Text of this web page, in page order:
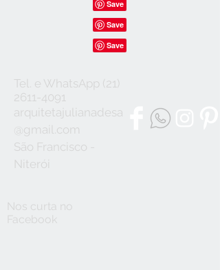
Tel. e WhatsApp (21)
2611-4091
arquitetajulianadesa
@gmail.com
São Francisco -
Niterói
Nos curta no
Facebook